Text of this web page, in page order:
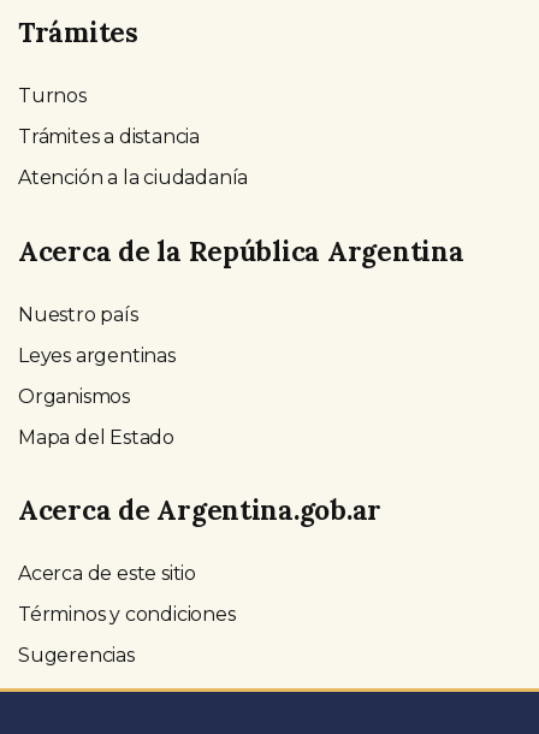
Trámites
Turnos
Trámites a distancia
Atención a la ciudadanía
Acerca de la República Argentina
Nuestro país
Leyes argentinas
Organismos
Mapa del Estado
Acerca de Argentina.gob.ar
Acerca de este sitio
Términos y condiciones
Sugerencias